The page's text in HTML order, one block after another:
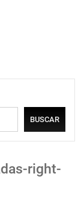
BUSCAR
right-